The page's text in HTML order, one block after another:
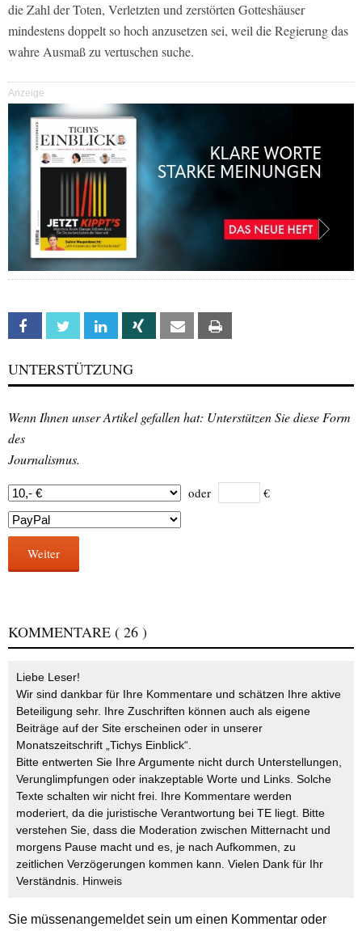
die Zahl der Toten, Verletzten und zerstörten Gotteshäuser
mindestens doppelt so hoch anzusetzen sei, weil die Regierung das
wahre Ausmaß zu vertuschen suche.
Anzeige
Facebook Twitter Linkedin Xing Email
UNTERSTÜTZUNG
Wenn Ihnen unser Artikel gefallen hat: Unterstützen Sie diese Form
des
Journalismus.
oder €
Weiter
KOMMENTARE ( 26 )
Liebe Leser!
Wir sind dankbar für Ihre Kommentare und schätzen Ihre aktive
Beteiligung sehr. Ihre Zuschriften können auch als eigene
Beiträge auf der Site erscheinen oder in unserer
Monatszeitschrift „Tichys Einblick“.
Bitte entwerten Sie Ihre Argumente nicht durch Unterstellungen,
Verunglimpfungen oder inakzeptable Worte und Links. Solche
Texte schalten wir nicht frei. Ihre Kommentare werden
moderiert, da die juristische Verantwortung bei TE liegt. Bitte
verstehen Sie, dass die Moderation zwischen Mitternacht und
morgens Pause macht und es, je nach Aufkommen, zu
zeitlichen Verzögerungen kommen kann. Vielen Dank für Ihr
Verständnis. Hinweis
Sie müssenangemeldetsein um einen Kommentar oder